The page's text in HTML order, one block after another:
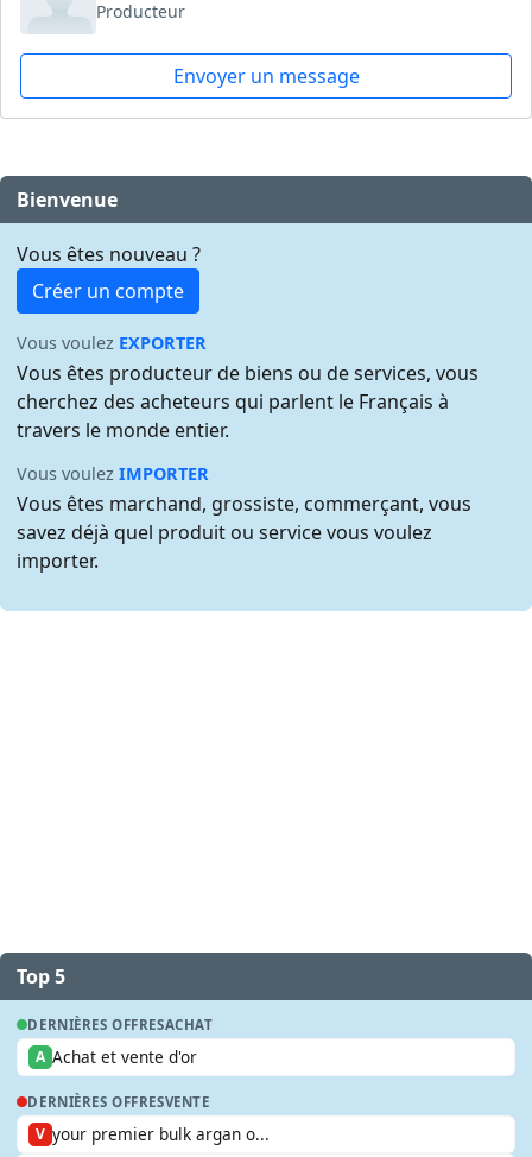
Producteur
Envoyer un message
Bienvenue
Vous êtes nouveau ?
Créer un compte
Vous voulez EXPORTER
Vous êtes producteur de biens ou de services, vous
cherchez des acheteurs qui parlent le Français à
travers le monde entier.
Vous voulezIMPORTER
Vous êtes marchand, grossiste, commerçant, vous
savez déjà quel produit ou service vous voulez
importer.
Top 5
DERNIÈRES OFFRESACHAT
A Achat et vente d'or
DERNIÈRES OFFRESVENTE
V your premier bulk argan o...